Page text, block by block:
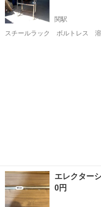
関駅
スチールラック ボルトレス 溶接構造 サイズ 横950
エレクター
0円